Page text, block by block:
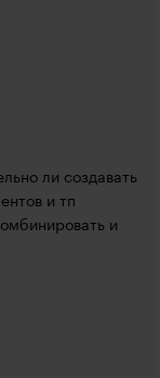
ли создавать
и тп
и